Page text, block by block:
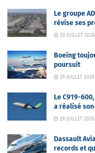
Le groupe
révise ses
30 JUILLET 2026
Boeing
poursuit
29 JUILLET 2026
Le C919-
a réalisé
29 JUILLET 2026
Dassault
records et